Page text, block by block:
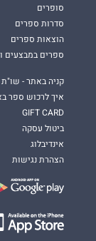
סופרים
סדרות ספרים
הוצאות ספרים
ספרים במבצעים
קניה באתר - שו"ת
איך לרכוש ספר
GIFT CARD
ביטול עסקה
אינדיבלוג
הצהרת נגישות